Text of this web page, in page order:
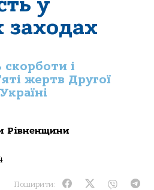
заходах
скорботи і
жертв Другої
Рівненщини
Поширити: